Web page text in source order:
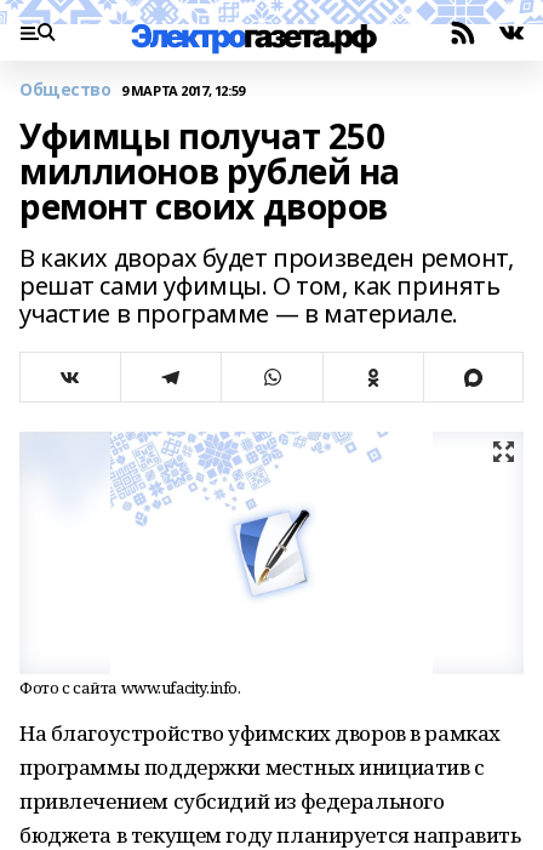
Общество 9 МАРТА 2017, 12:59
Уфимцы получат 250
миллионов рублей на
ремонт своих дворов
В каких дворах будет произведен ремонт,
решат сами уфимцы. О том, как принять
участие в программе — в материале.
Фото с сайта www.ufacity.info.
На благоустройство уфимских дворов в рамках
программы поддержки местных инициатив с
привлечением субсидий из федерального
бюджета в текущем году планируется направить